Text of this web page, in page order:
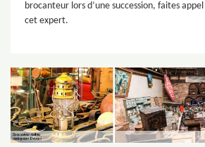
brocanteur lors d’une succession, faites
cet expert.